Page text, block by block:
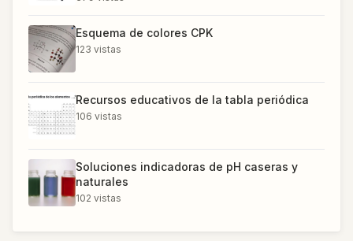
Esquema de colores CPK
123 vistas
Recursos educativos de la tabla periódica
106 vistas
Soluciones indicadoras de pH caseras y
naturales
102 vistas